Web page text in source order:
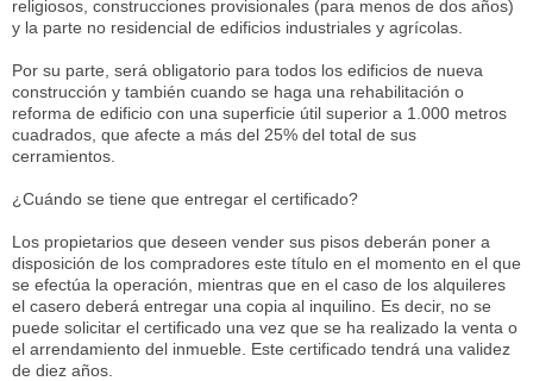
religiosos, construcciones provisionales (para menos de dos años)
y la parte no residencial de edificios industriales y agrícolas.
Por su parte, será obligatorio para todos los edificios de nueva
construcción y también cuando se haga una rehabilitación o
reforma de edificio con una superficie útil superior a 1.000 metros
cuadrados, que afecte a más del 25% del total de sus
cerramientos.
¿Cuándo se tiene que entregar el certificado?
Los propietarios que deseen vender sus pisos deberán poner a
disposición de los compradores este título en el momento en el que
se efectúa la operación, mientras que en el caso de los alquileres
el casero deberá entregar una copia al inquilino. Es decir, no se
puede solicitar el certificado una vez que se ha realizado la venta o
el arrendamiento del inmueble. Este certificado tendrá una validez
de diez años.